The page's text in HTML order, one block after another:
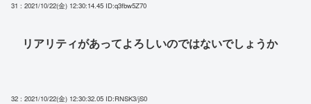
31 : 2021/10/22(金) 12:30:14.45 ID:q3fbw5Z70
リアリティがあってよろしいのではないでしょうか
32 : 2021/10/22(金) 12:30:32.05 ID:RNSK3/jS0